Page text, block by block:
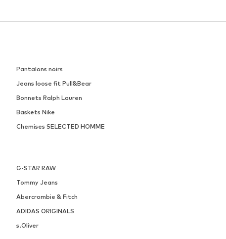
Pantalons noirs
Jeans loose fit Pull&Bear
Bonnets Ralph Lauren
Baskets Nike
Chemises SELECTED HOMME
G-STAR RAW
Tommy Jeans
Abercrombie & Fitch
ADIDAS ORIGINALS
s.Oliver